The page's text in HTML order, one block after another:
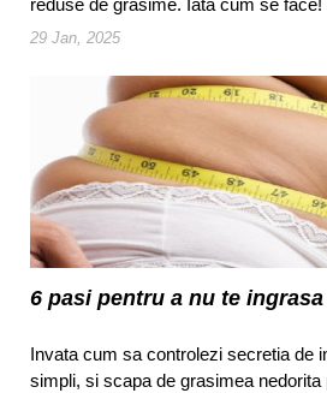
29 Jan, 2025
6 pasi pentru a nu te ingrasa
Invata cum sa controlezi secretia de
simpli, si scapa de grasimea nedorita